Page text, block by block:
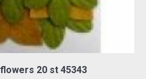
20 st 45343